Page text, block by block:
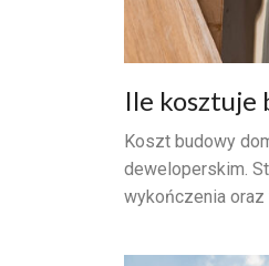
Ile kosztuje
Koszt budowy
deweloperskim.
wykończenia oraz